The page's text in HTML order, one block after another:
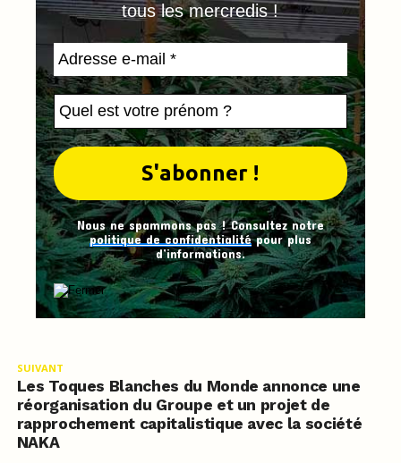
tous les mercredis !
Nous ne spammons pas ! Consultez notre
politique de confidentialitépour plus
d’informations.
SUIVANT
Les Toques Blanches du Monde annonce une
réorganisation du Groupe et un projet de
rapprochement capitalistique avec la société
NAKA